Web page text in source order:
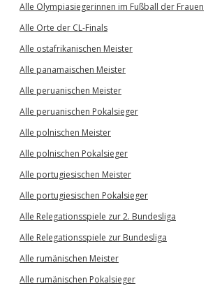
Alle Olympiasiegerinnen im Fußball der Frauen
Alle Orte der CL-Finals
Alle ostafrikanischen Meister
Alle panamaischen Meister
Alle peruanischen Meister
Alle peruanischen Pokalsieger
Alle polnischen Meister
Alle polnischen Pokalsieger
Alle portugiesischen Meister
Alle portugiesischen Pokalsieger
Alle Relegationsspiele zur 2. Bundesliga
Alle Relegationsspiele zur Bundesliga
Alle rumänischen Meister
Alle rumänischen Pokalsieger